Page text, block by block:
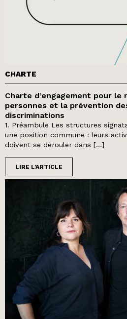
CHARTE
Charte d’engagement pour le
personnes et la prévention
discriminations
1. Préambule Les structures
une position commune : leurs
doivent se dérouler dans […]
LIRE L'ARTICLE